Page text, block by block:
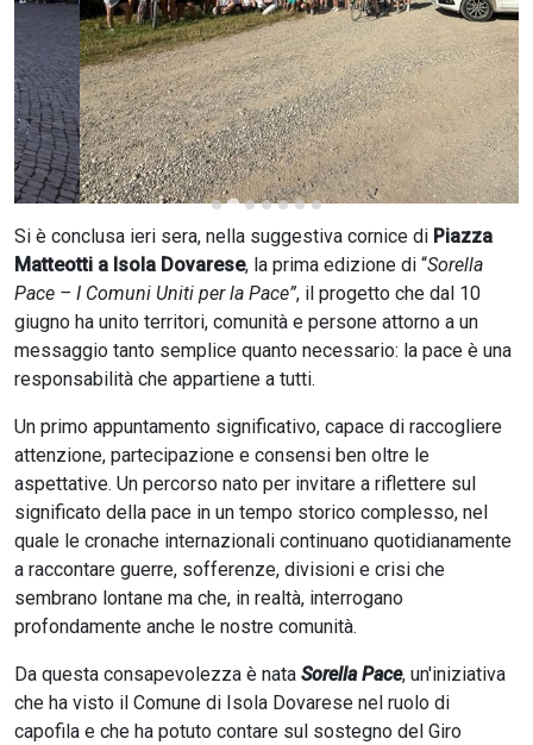
Si è conclusa ieri sera, nella suggestiva cornice di Piazza
Matteotti a Isola Dovarese, la prima edizione di “Sorella
Pace – I Comuni Uniti per la Pace”, il progetto che dal 10
giugno ha unito territori, comunità e persone attorno a un
messaggio tanto semplice quanto necessario: la pace è una
responsabilità che appartiene a tutti.
Un primo appuntamento significativo, capace di raccogliere
attenzione, partecipazione e consensi ben oltre le
aspettative. Un percorso nato per invitare a riflettere sul
significato della pace in un tempo storico complesso, nel
quale le cronache internazionali continuano quotidianamente
a raccontare guerre, sofferenze, divisioni e crisi che
sembrano lontane ma che, in realtà, interrogano
profondamente anche le nostre comunità.
Da questa consapevolezza è nata Sorella Pace, un'iniziativa
che ha visto il Comune di Isola Dovarese nel ruolo di
capofila e che ha potuto contare sul sostegno del Giro